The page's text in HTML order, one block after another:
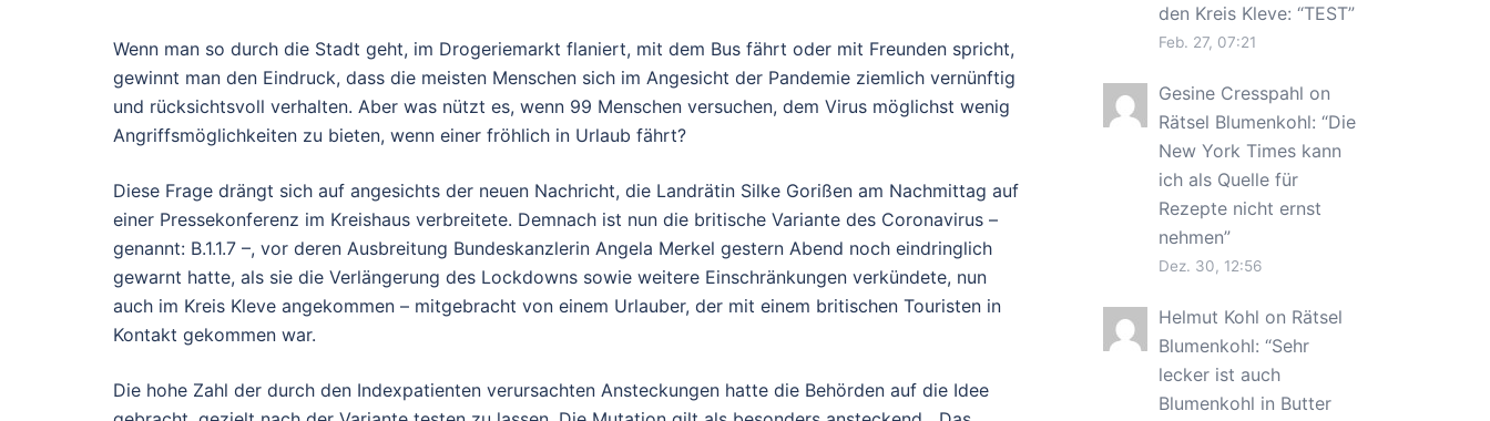
Wenn man so durch die Stadt geht, im Drogeriemarkt flaniert, mit dem Bus fährt oder mit Freunden spricht,
gewinnt man den Eindruck, dass die meisten Menschen sich im Angesicht der Pandemie ziemlich vernünftig
und rücksichtsvoll verhalten. Aber was nützt es, wenn 99 Menschen versuchen, dem Virus möglichst wenig
Angriffsmöglichkeiten zu bieten, wenn einer fröhlich in Urlaub fährt?
Diese Frage drängt sich auf angesichts der neuen Nachricht, die Landrätin Silke Gorißen am Nachmittag auf
einer Pressekonferenz im Kreishaus verbreitete. Demnach ist nun die britische Variante des Coronavirus –
genannt: B.1.1.7 –, vor deren Ausbreitung Bundeskanzlerin Angela Merkel gestern Abend noch eindringlich
gewarnt hatte, als sie die Verlängerung des Lockdowns sowie weitere Einschränkungen verkündete, nun
auch im Kreis Kleve angekommen – mitgebracht von einem Urlauber, der mit einem britischen Touristen in
Kontakt gekommen war.
Die hohe Zahl der durch den Indexpatienten verursachten Ansteckungen hatte die Behörden auf die Idee
den Kreis Kleve: “TEST”
Feb. 27, 07:21
Gesine Cresspahl on
Rätsel Blumenkohl: “Die
New York Times kann
ich als Quelle für
Rezepte nicht ernst
nehmen”
Dez. 30, 12:56
Helmut Kohl on Rätsel
Blumenkohl: “Sehr
lecker ist auch
Blumenkohl in Butter